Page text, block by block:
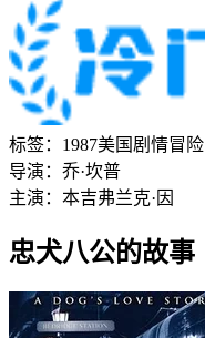
标签： 1987美国 剧情冒险
导演： 乔·坎普
主演： 本吉弗兰克·因
忠犬八公的故事